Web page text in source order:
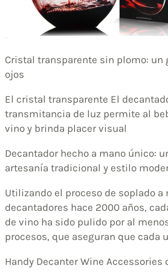
Cristal transparente sin plomo: un
ojos
El cristal transparente El
transmitancia de luz permite al
vino y brinda placer visual
Decantador hecho a mano único:
artesanía tradicional y estilo
Utilizando el proceso de soplado a
decantadores hace 2000 años,
de vino ha sido pulido por al
procesos, que aseguran que cada
Handy Decanter Wine